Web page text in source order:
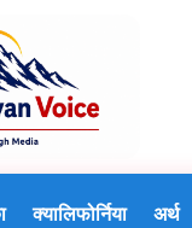
क्यालिफोर्निया अर्थ